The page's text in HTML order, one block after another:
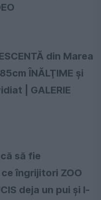
din Marea
ÎNĂLŢIME şi
| GALERIE
să fie
ce îngrijitori ZOO
deja un pui și l-